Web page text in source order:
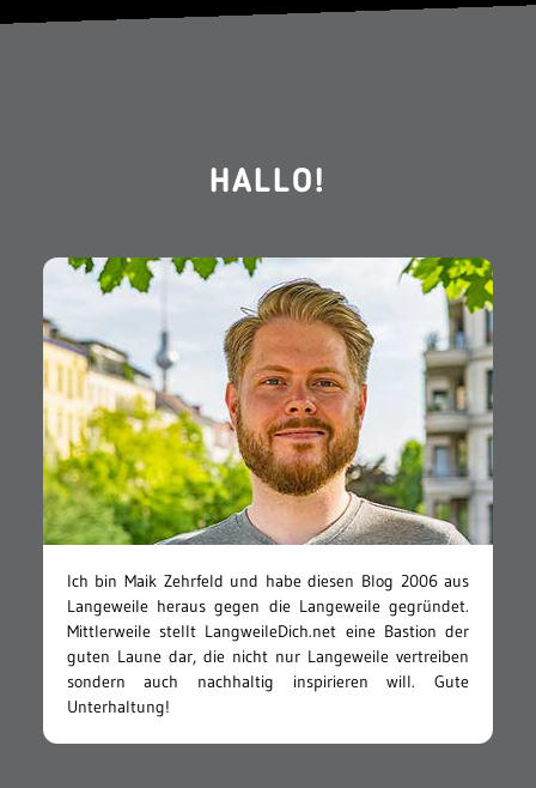
HALLO!
Ich bin Maik Zehrfeld und habe diesen Blog 2006 aus
Langeweile heraus gegen die Langeweile gegründet.
Mittlerweile stellt LangweileDich.net eine Bastion der
guten Laune dar, die nicht nur Langeweile vertreiben
sondern auch nachhaltig inspirieren will. Gute
Unterhaltung!